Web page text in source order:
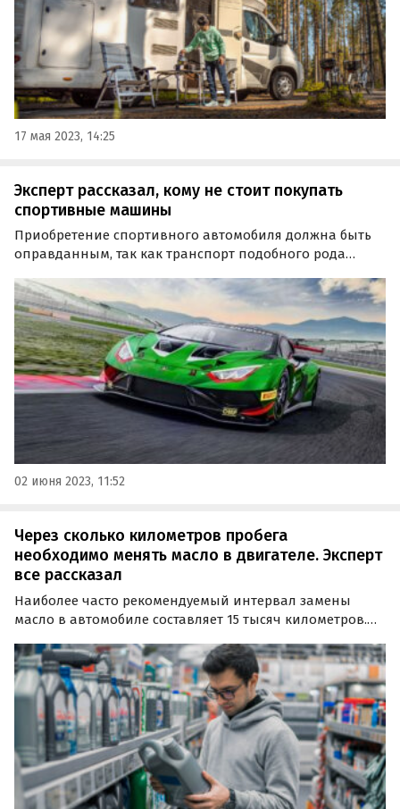
17 мая 2023, 14:25
Эксперт рассказал, кому не стоит покупать
спортивные машины
Приобретение спортивного автомобиля должна быть
оправданным, так как транспорт подобного рода
Тем более что комфортно ездить на спорткаре сегодня
можно только в столицах — Москве Санкт-Петербурге…
02 июня 2023, 11:52
Через сколько километров пробега
необходимо менять масло в двигателе. Эксперт
все рассказал
Наиболее часто рекомендуемый интервал замены
масло в автомобиле составляет 15 тысяч километров.
подвергается высокой нагрузке, лучше сократить этот
интервал в два раза.